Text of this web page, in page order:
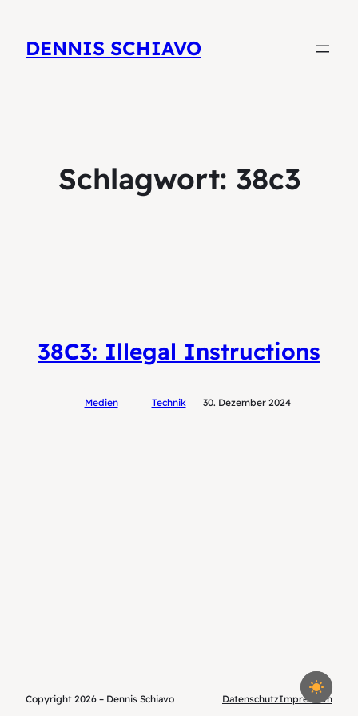
DENNIS SCHIAVO
Schlagwort: 38c3
38C3: Illegal Instructions
Medien Technik 30. Dezember 2024
Copyright 2026 – Dennis Schiavo DatenschutzImpressum